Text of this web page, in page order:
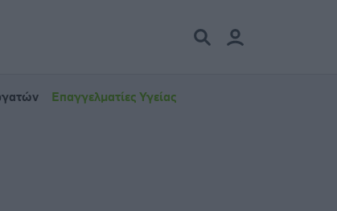
Επαγγελματίες Υγείας